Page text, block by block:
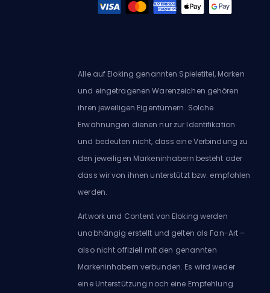
Alle auf Eloking genannten Spieletitel, Marken
und eingetragenen Warenzeichen gehören
ihren jeweiligen Eigentümern. Solche
Erwähnungen dienen nur zur Identifikation
und bedeuten nicht, dass eine Verbindung zu
den jeweiligen Markeninhabern besteht oder
dass wir von ihnen unterstützt bzw. empfohlen
werden.
Artwork und Content von Eloking werden
unabhängig erstellt und gelten als Fan-Art –
also nicht offiziell mit den genannten
Markeninhabern verbunden. Es wird weder
eine Unterstützung noch eine Empfehlung